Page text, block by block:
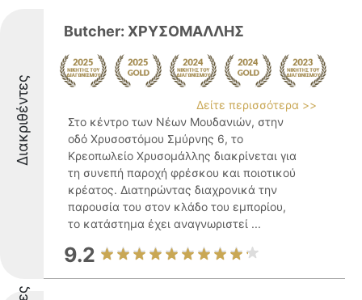
Διακριθέντες
Butcher: ΧΡΥΣΟΜΑΛΛΗΣ
Δείτε περισσότερα >>
Στο κέντρο των Νέων Μουδανιών, στην
οδό Χρυσοστόμου Σμύρνης 6, το
Κρεοπωλείο Χρυσομάλλης διακρίνεται για
τη συνεπή παροχή φρέσκου και ποιοτικού
κρέατος. Διατηρώντας διαχρονικά την
παρουσία του στον κλάδο του εμπορίου,
το κατάστημα έχει αναγνωριστεί ...
9.2